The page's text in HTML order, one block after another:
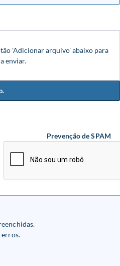
'Adicionar arquivo' abaixo para
enviar.
Prevenção de SPAM
erros.